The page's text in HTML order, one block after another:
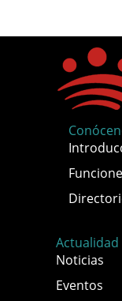
Actualidad
Noticias
Eventos